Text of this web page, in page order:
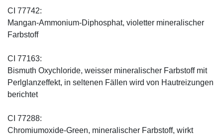
CI 77742:
Mangan-Ammonium-Diphosphat, violetter mineralischer
Farbstoff
CI 77163:
Bismuth Oxychloride, weisser mineralischer Farbstoff mit
Perlglanzeffekt, in seltenen Fällen wird von Hautreizungen
berichtet
CI 77288:
Chromiumoxide-Green, mineralischer ­Farbstoff, wirkt